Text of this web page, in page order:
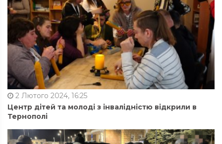
2 Лютого 2024, 16:25
Центр дітей та молоді з інвалідністю відкрили в
Тернополі